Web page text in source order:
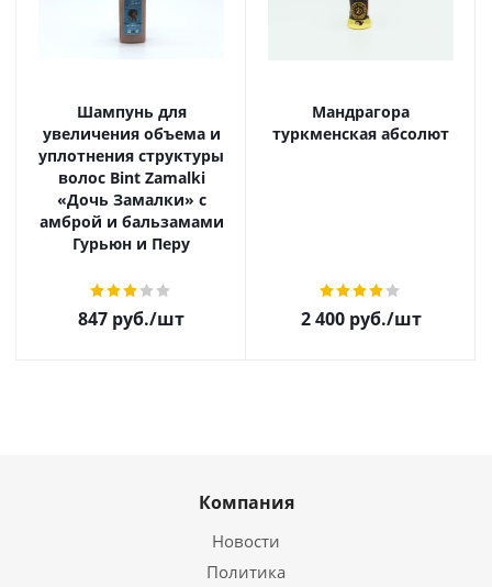
Шампунь для
увеличения объема и
уплотнения структуры
волос Bint Zamalki
«Дочь Замалки» с
амброй и бальзамами
Гурьюн и Перу
847 руб./шт
Мандрагора
туркменская абсолют
2 400руб./шт
Компания
Новости
Политика